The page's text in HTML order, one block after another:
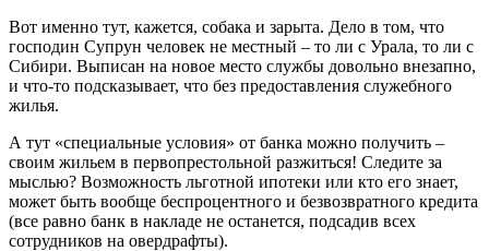
Вот именно тут, кажется, собака и зарыта. Дело в том, что
господин Супрун человек не местный – то ли с Урала, то ли с
Сибири. Выписан на новое место службы довольно внезапно,
и что-то подсказывает, что без предоставления служебного
жилья.
А тут «специальные условия» от банка можно получить –
своим жильем в первопрестольной разжиться! Следите за
мыслью? Возможность льготной ипотеки или кто его знает,
может быть вообще беспроцентного и безвозвратного кредита
(все равно банк в накладе не останется, подсадив всех
сотрудников на овердрафты).